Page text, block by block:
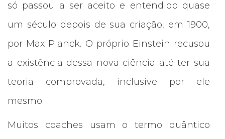
só passou a ser aceito e entendido quase
um século depois de sua criação, em 1900,
por Max Planck. O próprio Einstein recusou
a existência dessa nova ciência até ter sua
teoria comprovada, inclusive por ele
mesmo.
Muitos coaches usam o termo quântico